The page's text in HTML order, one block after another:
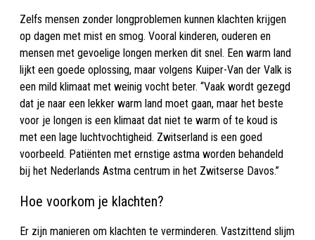
Zelfs mensen zonder longproblemen kunnen klachten krijgen
op dagen met mist en smog. Vooral kinderen, ouderen en
mensen met gevoelige longen merken dit snel. Een warm land
lijkt een goede oplossing, maar volgens Kuiper-Van der Valk is
een mild klimaat met weinig vocht beter. “Vaak wordt gezegd
dat je naar een lekker warm land moet gaan, maar het beste
voor je longen is een klimaat dat niet te warm of te koud is
met een lage luchtvochtigheid. Zwitserland is een goed
voorbeeld. Patiënten met ernstige astma worden behandeld
bij het Nederlands Astma centrum in het Zwitserse Davos.”
Hoe voorkom je klachten?
Er zijn manieren om klachten te verminderen. Vastzittend slijm